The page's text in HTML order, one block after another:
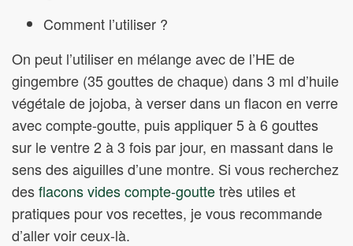
Comment l’utiliser ?
On peut l’utiliser en mélange avec de l’HE de
gingembre (35 gouttes de chaque) dans 3 ml d’huile
végétale de jojoba, à verser dans un flacon en verre
avec compte-goutte, puis appliquer 5 à 6 gouttes
sur le ventre 2 à 3 fois par jour, en massant dans le
sens des aiguilles d’une montre. Si vous recherchez
desflacons vides compte-gouttetrès utiles et
pratiques pour vos recettes, je vous recommande
d’aller voir ceux-là.